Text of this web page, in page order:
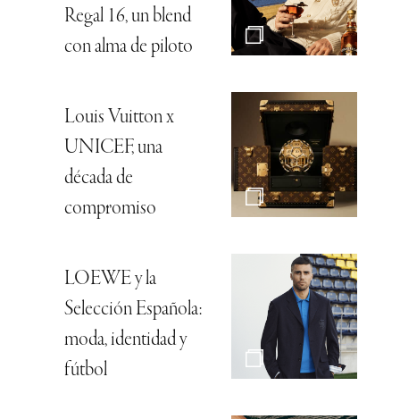
Regal 16, un blend
con alma de piloto
Louis Vuitton x
UNICEF, una
década de
compromiso
LOEWE y la
Selección Española:
moda, identidad y
fútbol